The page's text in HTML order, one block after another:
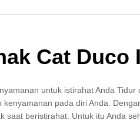
Cat Duco
untuk istirahat Anda
pada diri Anda.
beristirahat. Untuk itu Anda